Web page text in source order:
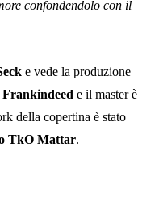
confondendolo con il
e vede la produzione
Frankindeed e il master è
della copertina è stato
TkO Mattar.